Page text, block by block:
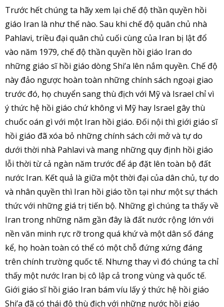
Trước hết chúng ta hãy xem lại chế độ thần quyền hồi
giáo Iran là như thế nào. Sau khi chế độ quân chủ nhà
Pahlavi, triều đại quân chủ cuối cùng của Iran bị lật đổ
vào năm 1979, chế độ thần quyền hồi giáo Iran do
những giáo sĩ hồi giáo dòng Shi’a lên nắm quyền. Chế độ
này đảo ngược hoàn toàn những chính sách ngoại giao
trước đó, họ chuyển sang thù địch với Mỹ và Israel chỉ vì
ý thức hệ hồi giáo chứ không vì Mỹ hay Israel gây thù
chuốc oán gì với một Iran hồi giáo. Đối nội thì giới giáo sĩ
hồi giáo đã xóa bỏ những chính sách cởi mở và tự do
dưới thời nhà Pahlavi và mang những quy định hồi giáo
lỗi thời từ cả ngàn năm trước để áp đặt lên toàn bộ đất
nước Iran. Kết quả là giữa một thời đại của dân chủ, tự do
và nhân quyền thì Iran hồi giáo tồn tại như một sự thách
thức với những giá trị tiến bộ. Những gì chúng ta thấy về
Iran trong những năm gần đây là đất nước rộng lớn với
nền văn minh rực rỡ trong quá khứ và một dân số đáng
kể, họ hoàn toàn có thể có một chỗ đứng xứng đáng
trên chính trường quốc tế. Nhưng thay vì đó chúng ta chỉ
thấy một nước Iran bị cô lập cả trong vùng và quốc tế.
Giới giáo sĩ hồi giáo Iran bám víu lấy ý thức hệ hồi giáo
Shi’a đã có thái độ thù địch với những nước hồi giáo